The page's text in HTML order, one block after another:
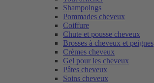
Shampoings
Pommades cheveux
Coiffure
Chute et pousse cheveux
Brosses à cheveux et peignes
Crèmes cheveux
Gel pour les cheveux
Pâtes cheveux
Soins cheveux